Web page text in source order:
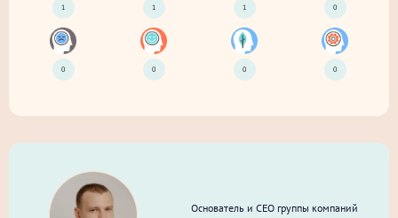
1 1 1 0
0 0 0 0
Основатель и CEO группы компаний